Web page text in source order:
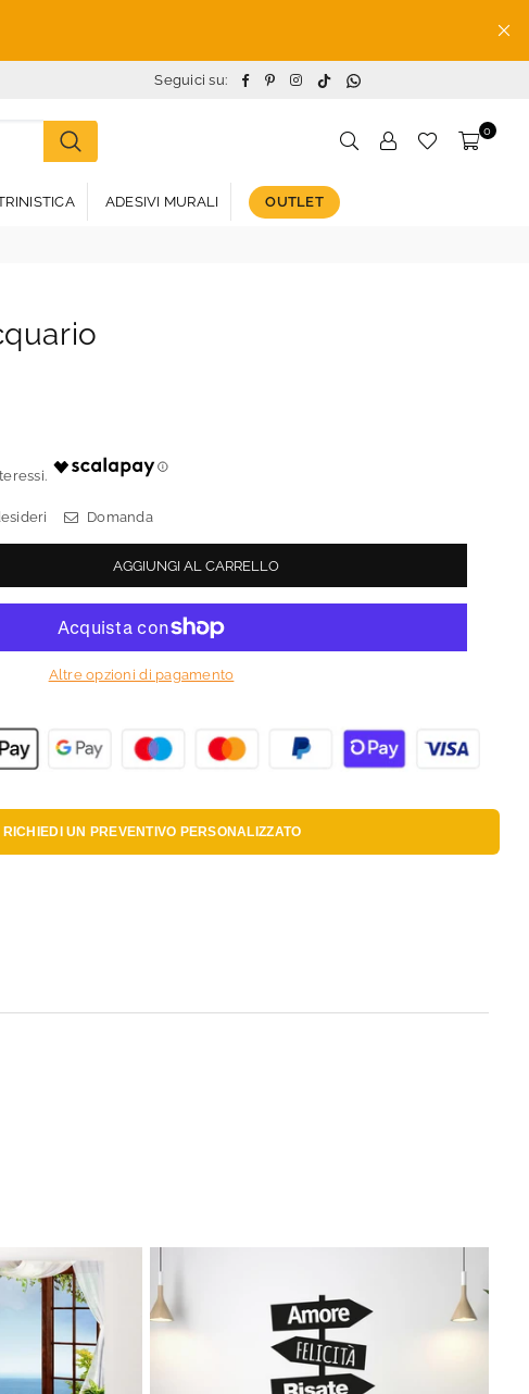
Seguici su: Facebook
PinterestInstagram
TikTokWhatsapp
0
ADESIVI MURALI OUTLET
Domanda
AGGIUNGI AL CARRELLO
Altre opzioni di pagamento
RICHIEDI UN PREVENTIVO PERSONALIZZATO